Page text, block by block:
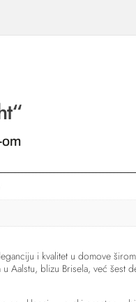
i kvalitet u domove
Aalstu, blizu Brisela, već šest